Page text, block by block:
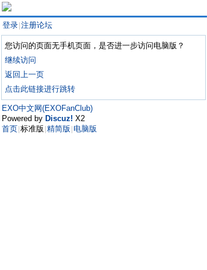
登录 注册论坛
您访问的页面无手机页面，是否进一步访问电脑版？
继续访问
返回上一页
点击此链接进行跳转
EXO中文网(EXOFanClub)
Powered by Discuz! X2
首页 标准版 精简版 电脑版